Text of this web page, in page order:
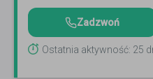
Zadzwoń
Ostatnia aktywność: 25